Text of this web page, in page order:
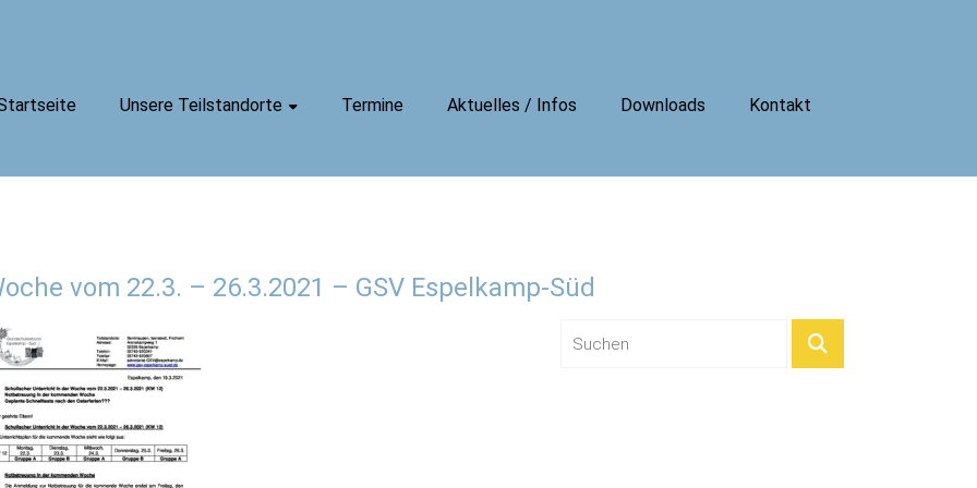
Unsere Teilstandorte Termine Aktuelles / Infos Downloads Kontakt
vom 22.3. – 26.3.2021 – GSV Espelkamp-Süd